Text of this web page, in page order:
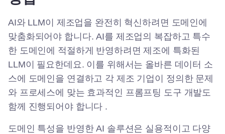
AI와 LLM이 제조업을 완전히 혁신하려면 도메인에
맞춤화되어야 합니다. AI를 제조업의 복잡하고 특수
한 도메인에 적절하게 반영하려면 제조에 특화된
LLM이 필요한데요. 이를 위해서는 올바른 데이터 소
스에 도메인을 연결하고 각 제조 기업이 정의한 문제
와 프로세스에 맞는 효과적인 프롬프팅 도구 개발도
함께 진행되어야 합니다 .
도메인 특성을 반영한 AI 솔루션은 실용적이고 다양